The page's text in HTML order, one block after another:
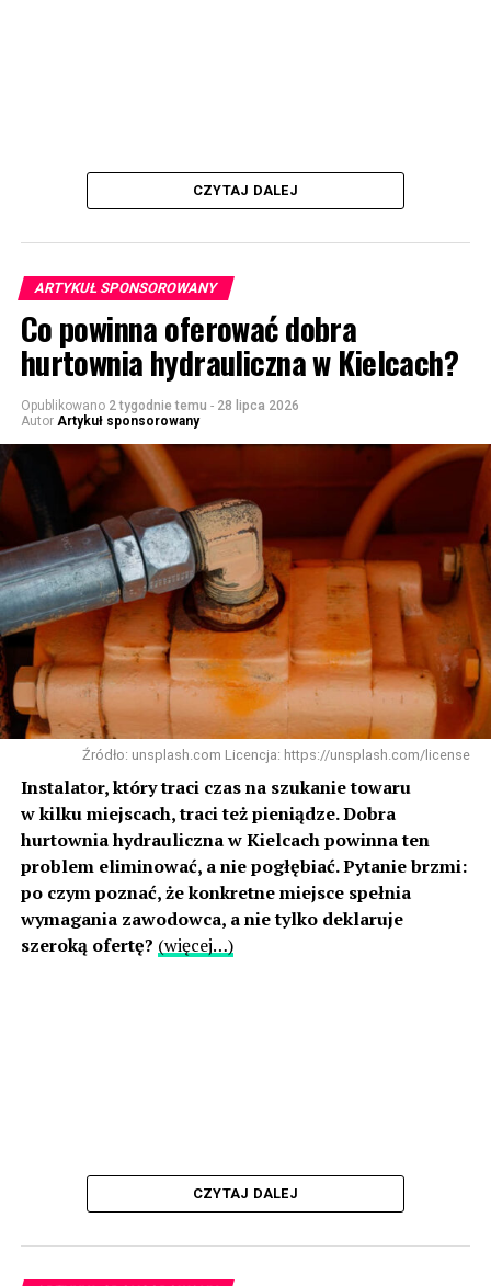
CZYTAJ DALEJ
ARTYKUŁ SPONSOROWANY
Co powinna oferować dobra
hurtownia hydrauliczna w Kielcach?
Opublikowano 2 tygodnie temu - 28 lipca 2026
Autor Artykuł sponsorowany
Źródło: unsplash.com Licencja: https://unsplash.com/license
Instalator, który traci czas na szukanie towaru
w kilku miejscach, traci też pieniądze. Dobra
hurtownia hydrauliczna w Kielcach powinna ten
problem eliminować, a nie pogłębiać. Pytanie brzmi:
po czym poznać, że konkretne miejsce spełnia
wymagania zawodowca, a nie tylko deklaruje
szeroką ofertę? (więcej…)
CZYTAJ DALEJ